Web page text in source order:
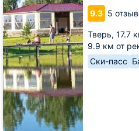
9.3 5
Тверь, 17.7
9.9 км от
Ски-пасс
Сказка
Русь